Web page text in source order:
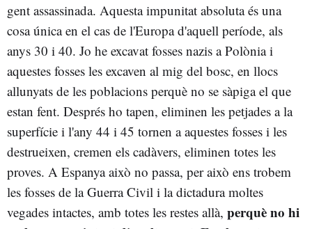
gent assassinada. Aquesta impunitat absoluta és una
cosa única en el cas de l'Europa d'aquell període, als
anys 30 i 40. Jo he excavat fosses nazis a Polònia i
aquestes fosses les excaven al mig del bosc, en llocs
allunyats de les poblacions perquè no se sàpiga el que
estan fent. Després ho tapen, eliminen les petjades a la
superfície i l'any 44 i 45 tornen a aquestes fosses i les
destrueixen, cremen els cadàvers, eliminen totes les
proves. A Espanya això no passa, per això ens trobem
les fosses de la Guerra Civil i la dictadura moltes
vegades intactes, amb totes les restes allà, perquè no hi